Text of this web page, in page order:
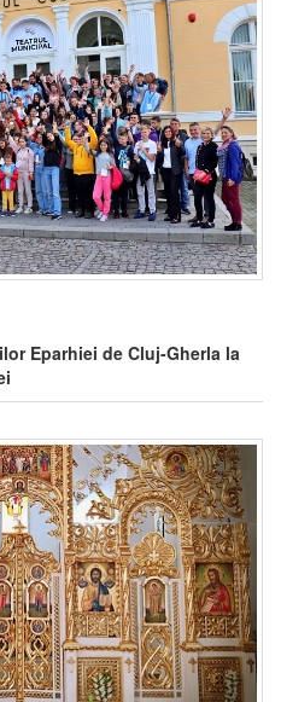
Eparhiei de Cluj-Gherla la